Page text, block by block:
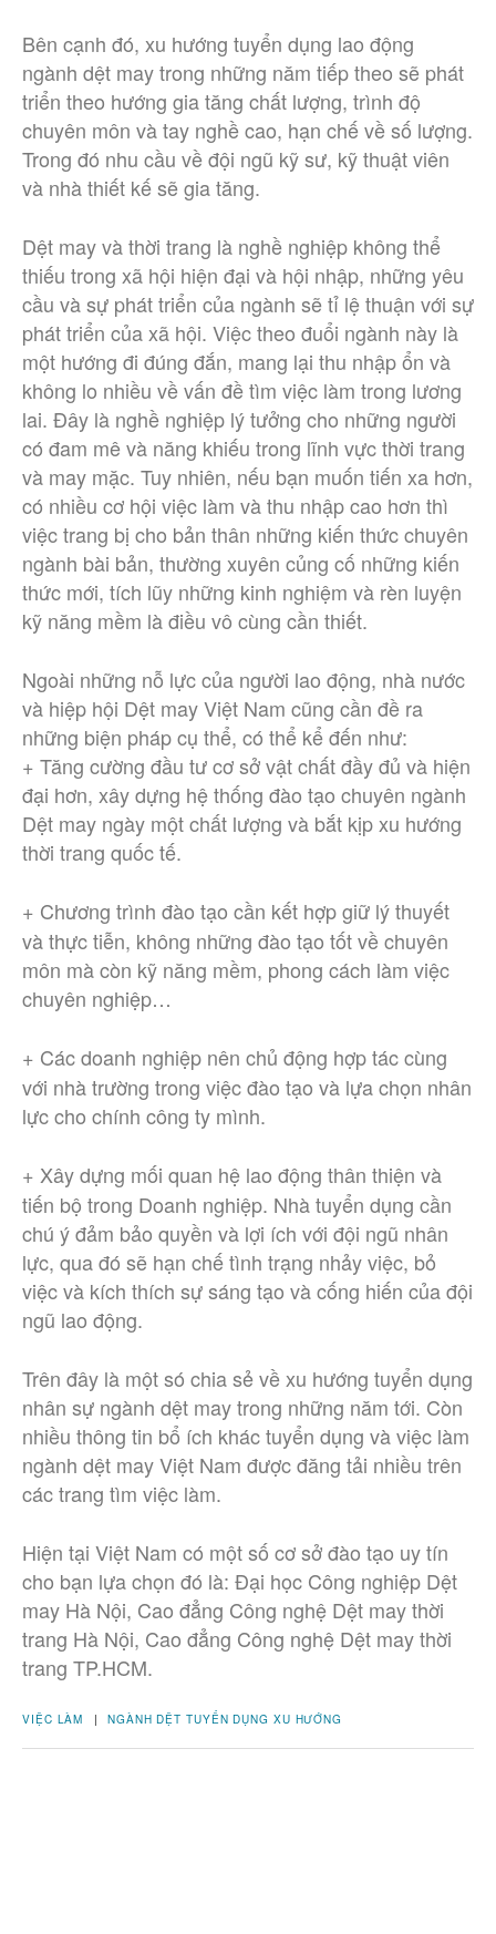
Bên cạnh đó, xu hướng tuyển dụng lao động
ngành dệt may trong những năm tiếp theo sẽ phát
triển theo hướng gia tăng chất lượng, trình độ
chuyên môn và tay nghề cao, hạn chế về số lượng.
Trong đó nhu cầu về đội ngũ kỹ sư, kỹ thuật viên
và nhà thiết kế sẽ gia tăng.
Dệt may và thời trang là nghề nghiệp không thể
thiếu trong xã hội hiện đại và hội nhập, những yêu
cầu và sự phát triển của ngành sẽ tỉ lệ thuận với sự
phát triển của xã hội. Việc theo đuổi ngành này là
một hướng đi đúng đắn, mang lại thu nhập ổn và
không lo nhiều về vấn đề tìm việc làm trong lương
lai. Đây là nghề nghiệp lý tưởng cho những người
có đam mê và năng khiếu trong lĩnh vực thời trang
và may mặc. Tuy nhiên, nếu bạn muốn tiến xa hơn,
có nhiều cơ hội việc làm và thu nhập cao hơn thì
việc trang bị cho bản thân những kiến thức chuyên
ngành bài bản, thường xuyên củng cố những kiến
thức mới, tích lũy những kinh nghiệm và rèn luyện
kỹ năng mềm là điều vô cùng cần thiết.
Ngoài những nỗ lực của người lao động, nhà nước
và hiệp hội Dệt may Việt Nam cũng cần đề ra
những biện pháp cụ thể, có thể kể đến như:
+ Tăng cường đầu tư cơ sở vật chất đầy đủ và hiện
đại hơn, xây dựng hệ thống đào tạo chuyên ngành
Dệt may ngày một chất lượng và bắt kịp xu hướng
thời trang quốc tế.
+ Chương trình đào tạo cần kết hợp giữ lý thuyết
và thực tiễn, không những đào tạo tốt về chuyên
môn mà còn kỹ năng mềm, phong cách làm việc
chuyên nghiệp…
+ Các doanh nghiệp nên chủ động hợp tác cùng
với nhà trường trong việc đào tạo và lựa chọn nhân
lực cho chính công ty mình.
+ Xây dựng mối quan hệ lao động thân thiện và
tiến bộ trong Doanh nghiệp. Nhà tuyển dụng cần
chú ý đảm bảo quyền và lợi ích với đội ngũ nhân
lực, qua đó sẽ hạn chế tình trạng nhảy việc, bỏ
việc và kích thích sự sáng tạo và cống hiến của đội
ngũ lao động.
Trên đây là một só chia sẻ về xu hướng tuyển dụng
nhân sự ngành dệt may trong những năm tới. Còn
nhiều thông tin bổ ích khác tuyển dụng và việc làm
ngành dệt may Việt Nam được đăng tải nhiều trên
các trang tìm việc làm.
Hiện tại Việt Nam có một số cơ sở đào tạo uy tín
cho bạn lựa chọn đó là: Đại học Công nghiệp Dệt
may Hà Nội, Cao đẳng Công nghệ Dệt may thời
trang Hà Nội, Cao đẳng Công nghệ Dệt may thời
trang TP.HCM.
VIỆC LÀM | NGÀNH DỆT TUYỂN DỤNG XU HƯỚNG